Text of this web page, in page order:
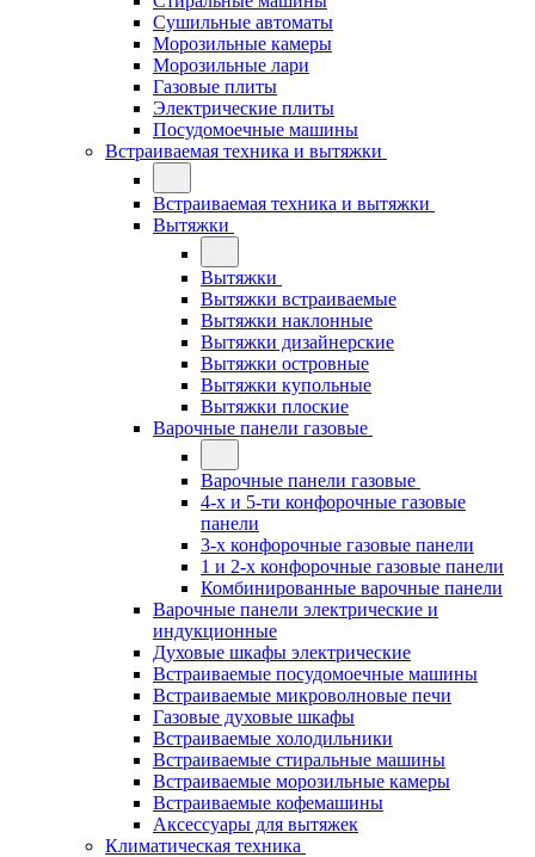
Сушильные автоматы
Морозильные камеры
Морозильные лари
Газовые плиты
Электрические плиты
Посудомоечные машины
Встраиваемая техника и вытяжки
Встраиваемая техника и вытяжки
Вытяжки
Вытяжки
Вытяжки встраиваемые
Вытяжки наклонные
Вытяжки дизайнерские
Вытяжки островные
Вытяжки купольные
Вытяжки плоские
Варочные панели газовые
Варочные панели газовые
4-х и 5-ти конфорочные газовые
панели
3-х конфорочные газовые панели
1 и 2-х конфорочные газовые панели
Комбинированные варочные панели
Варочные панели электрические и
индукционные
Духовые шкафы электрические
Встраиваемые посудомоечные машины
Встраиваемые микроволновые печи
Газовые духовые шкафы
Встраиваемые холодильники
Встраиваемые стиральные машины
Встраиваемые морозильные камеры
Встраиваемые кофемашины
Аксессуары для вытяжек
Климатическая техника